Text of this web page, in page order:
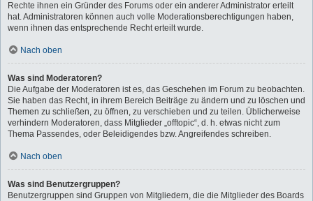
Rechte ihnen ein Gründer des Forums oder ein anderer Administrator erteilt
hat. Administratoren können auch volle Moderationsberechtigungen haben,
wenn ihnen das entsprechende Recht erteilt wurde.
Nach oben
Was sind Moderatoren?
Die Aufgabe der Moderatoren ist es, das Geschehen im Forum zu beobachten.
Sie haben das Recht, in ihrem Bereich Beiträge zu ändern und zu löschen und
Themen zu schließen, zu öffnen, zu verschieben und zu teilen. Üblicherweise
verhindern Moderatoren, dass Mitglieder „offtopic“, d. h. etwas nicht zum
Thema Passendes, oder Beleidigendes bzw. Angreifendes schreiben.
Nach oben
Was sind Benutzergruppen?
Benutzergruppen sind Gruppen von Mitgliedern, die die Mitglieder des Boards